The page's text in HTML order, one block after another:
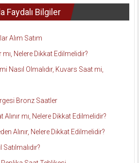
Faydalı Bilgiler
Alım Satım
mı, Nelere Dikkat Edilmelidir?
Nasıl Olmalıdır, Kuvars Saat mi,
Bronz Saatler
Alınır mı, Nelere Dikkat Edilmelidir?
Alınır, Nelere Dikkat Edilmelidir?